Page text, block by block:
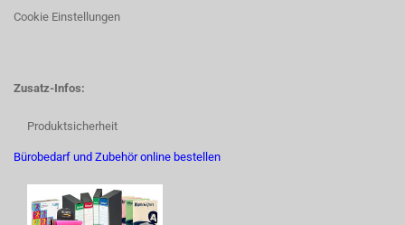
Cookie Einstellungen
Zusatz-Infos:
Produktsicherheit
Bürobedarf und Zubehör online bestellen